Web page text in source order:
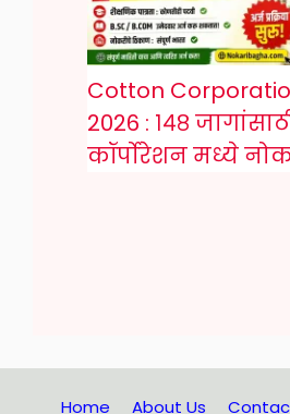
Cotton
2026 : १४८
कॉर्पोरेशन मध्ये
Home About Us